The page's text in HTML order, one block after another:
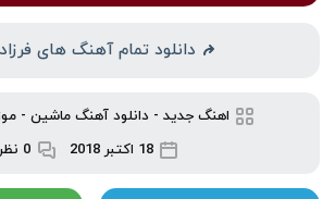
دانلود تمام آهنگ های
اهنگ جدید - دانلود آهنگ ماشین -
18 اکتبر 2018
0 نظر